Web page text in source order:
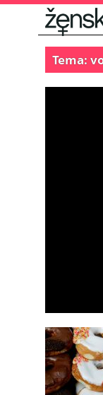
Tema: